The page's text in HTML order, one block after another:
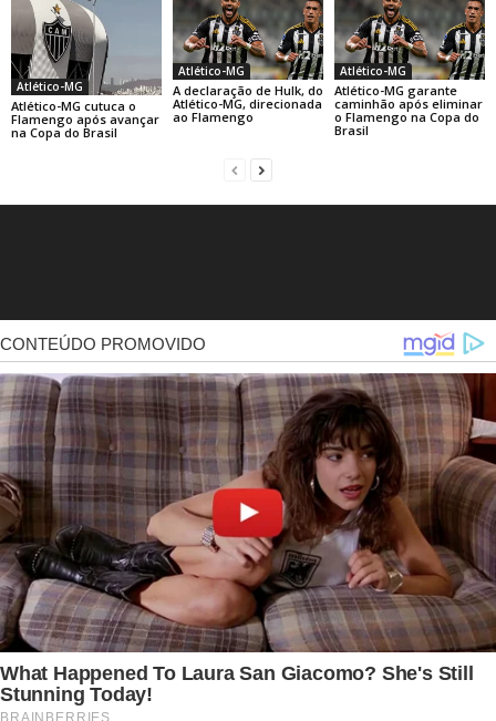
Atlético-MG
Atlético-MG cutuca o
Flamengo após avançar
na Copa do Brasil
Atlético-MG
A declaração de Hulk, do
Atlético-MG, direcionada
ao Flamengo
Atlético-MG
Atlético-MG garante
caminhão após eliminar
o Flamengo na Copa do
Brasil